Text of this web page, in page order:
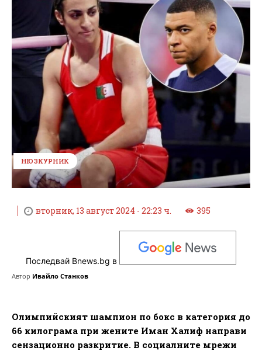
НЮЗКУРНИК
вторник, 13 август 2024 - 22:23 ч. 395
Последвай Bnews.bg в
Автор Ивайло Станков
Олимпийският шампион по бокс в категория до
66 килограма при жените Иман Халиф направи
сензационно разкритие. В социалните мрежи